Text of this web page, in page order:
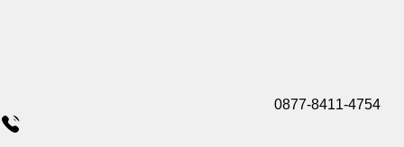
0877-8411-4754